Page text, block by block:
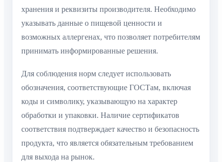
хранения и реквизиты производителя. Необходимо
указывать данные о пищевой ценности и
возможных аллергенах, что позволяет потребителям
принимать информированные решения.
Для соблюдения норм следует использовать
обозначения, соответствующие ГОСТам, включая
коды и символику, указывающую на характер
обработки и упаковки. Наличие сертификатов
соответствия подтверждает качество и безопасность
продукта, что является обязательным требованием
для выхода на рынок.